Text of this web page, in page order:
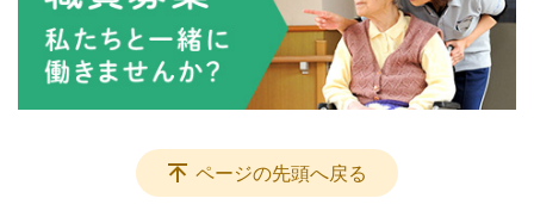
ページの先頭へ戻る